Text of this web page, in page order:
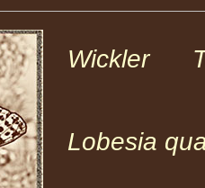
Wickler
Lobesia